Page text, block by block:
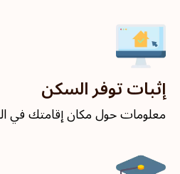
إثبات توفر السكن
معلومات حول مكان إقامتك في